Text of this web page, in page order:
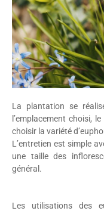
La plantation se
l’emplacement choisi,
choisir la variété
L’entretien est simple
une taille des
général.
Les utilisations des